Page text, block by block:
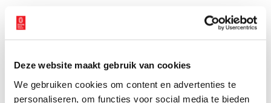
Deze website maakt gebruik van cookies
We gebruiken cookies om content en advertenties te
personaliseren, om functies voor social media te bieden
Velserdijk verliest functie
Halverwege de negentiende eeuw wordt de dijk nogmaals
Noordzeekanaal enkele tientallenjaren later is het Wijkermeer
drooggelegd en daarmee verliest de Velserdijk haar functie als
zeewaterkering. Langzaam maar zeker wordt de steenglooiing
langs de dijk verwijderd. Aan de buitenkant wordt modder gestort